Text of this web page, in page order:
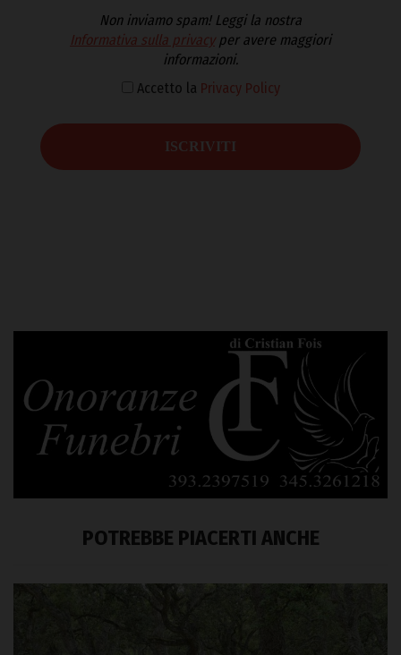
Non inviamo spam! Leggi la nostra
Informativa sulla privacyper avere maggiori
informazioni.
Accetto la Privacy Policy
POTREBBE PIACERTI ANCHE